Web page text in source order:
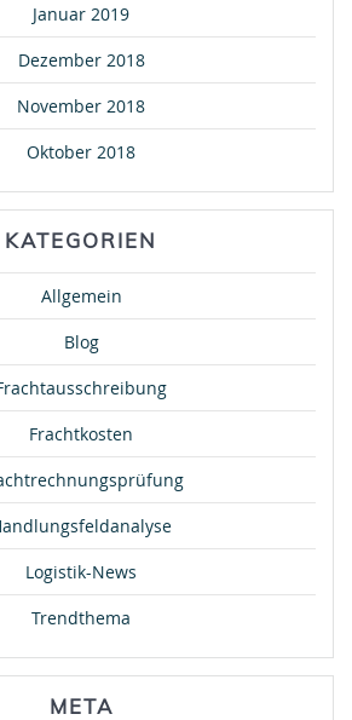
Januar 2019
Dezember 2018
November 2018
Oktober 2018
KATEGORIEN
Allgemein
Blog
Frachtkosten
Logistik-News
Trendthema
META